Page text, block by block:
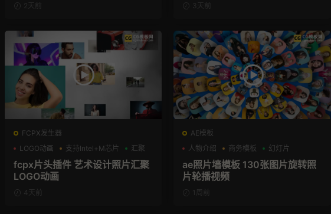
2天前 3天前
FCPX发生器
LOGO动画
支持Intel+M芯片 汇聚
fcpx片头插件 艺术设计照片汇聚
LOGO动画
4天前
AE模板
人物介绍
商务模板 幻灯片
ae照片墙模板 130张图片旋转照
片轮播视频
1周前